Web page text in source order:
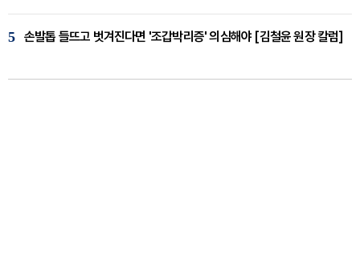
5 손발톱 들뜨고 벗겨진다면 '조갑박리증' 의심해야 [김철윤 원장 칼럼]